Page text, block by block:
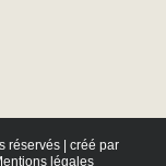
réservés | créé par
légales